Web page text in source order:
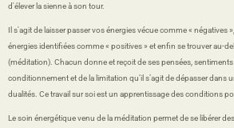
d'élever la sienne à son tour.
Il s'agit de laisser passer vos énergies vécue comme « négatives
énergies identifiées comme « positives » et enfin se trouver au-
(méditation). Chacun donne et reçoit de ses pensées,
conditionnement et de la limitation qu’il s’agit de dépasser dans
dualités. Ce travail sur soi est un apprentissage des conditions
Le soin énergétique venu de la méditation permet de se libérer